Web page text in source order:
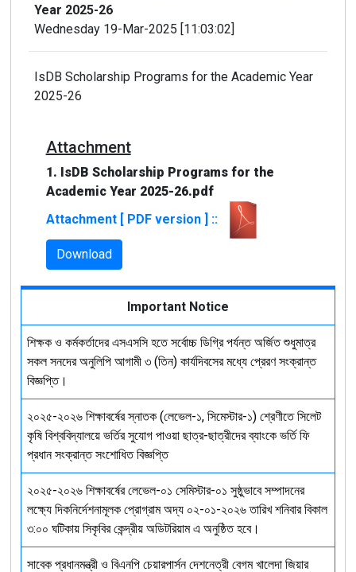
Year 2025-26
Wednesday 19-Mar-2025 [11:03:02]
IsDB Scholarship Programs for the Academic Year
2025-26
Attachment
1. IsDB Scholarship Programs for the
Academic Year 2025-26.pdf
Attachment [ PDF version ] ::
Download
Important Notice
শিক্ষক ও কর্মকর্তাদের এসএসসি হতে সর্বোচ্চ ডিগ্রি পর্যন্ত অর্জিত শুধুমাত্র
সকল সনদের অনুলিপি আগামী ৩ (তিন) কার্যদিবসের মধ্যে প্রেরণ সংক্রান্ত
বিজ্ঞপ্তি।
২০২৫-২০২৬ শিক্ষাবর্ষের স্নাতক (লেভেল-১, সিমেস্টার-১) শ্রেণীতে সিলেট
কৃষি বিশ্ববিদ্যালয়ে ভর্তির সুযোগ পাওয়া ছাত্র-ছাত্রীদের ব্যাংকে ভর্তি ফি
প্রধান সংক্রান্ত সংশোধিত বিজ্ঞপ্তি
২০২৫-২০২৬ শিক্ষাবর্ষের লেভেল-০১ সেমিস্টার-০১ সুষ্ঠুভাবে সম্পাদনের
লক্ষ্যে দিকনির্দেশনামূলক প্রোগ্রাম অদ্য ০২-০১-২০২৬ তারিখ শনিবার বিকাল
৩:০০ ঘটিকায় সিকৃবির কেন্দ্রীয় অডিটরিয়াম এ অনুষ্ঠিত হবে।
সাবেক প্রধানমন্ত্রী ও বিএনপি চেয়ারপার্সন দেশনেত্রী বেগম খালেদা জিয়ার